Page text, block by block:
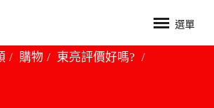
選單
購物 東亮評價好嗎?